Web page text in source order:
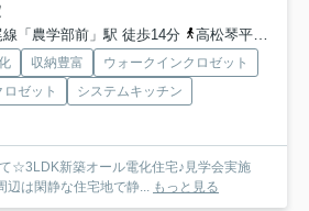
「農学部前」駅 徒歩14分
高松琴平電気鉄道長尾線「平木」駅 徒歩15分
収納豊富
ウォークインクロゼット
ゼット
システムキッチン
☆3LDK新築オール電化住宅♪見学会実施
は閑静な住宅地で静... もっと見る